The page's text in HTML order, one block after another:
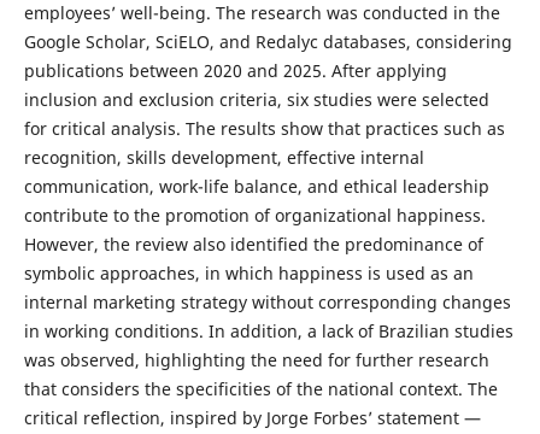
employees’ well-being. The research was conducted in the
Google Scholar, SciELO, and Redalyc databases, considering
publications between 2020 and 2025. After applying
inclusion and exclusion criteria, six studies were selected
for critical analysis. The results show that practices such as
recognition, skills development, effective internal
communication, work-life balance, and ethical leadership
contribute to the promotion of organizational happiness.
However, the review also identified the predominance of
symbolic approaches, in which happiness is used as an
internal marketing strategy without corresponding changes
in working conditions. In addition, a lack of Brazilian studies
was observed, highlighting the need for further research
that considers the specificities of the national context. The
critical reflection, inspired by Jorge Forbes’ statement —